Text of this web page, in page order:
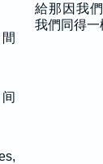
給那因我
我們同得一